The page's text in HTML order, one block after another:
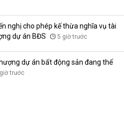
nghị cho phép kế thừa nghĩa vụ tài
dự án BĐS
5 giờ trước
dự án bất động sản đang thế
trước